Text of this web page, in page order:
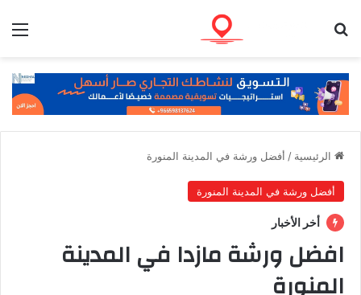
الرئيسية / أفضل ورشة في المدينة المنورة
أفضل ورشة في المدينة المنورة
أخر الأخبار
افضل ورشة مازدا في المدينة
المنورة